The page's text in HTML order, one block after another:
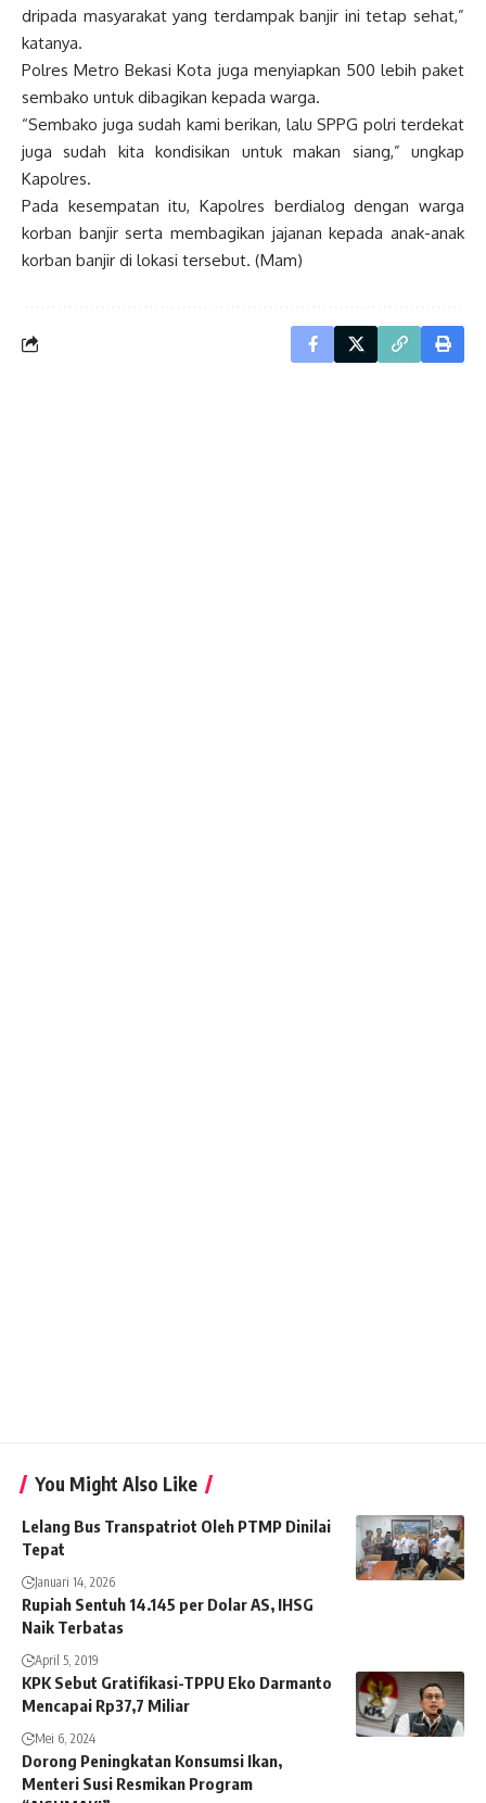
dripada masyarakat yang terdampak banjir ini tetap sehat,”
katanya.
Polres Metro Bekasi Kota juga menyiapkan 500 lebih paket
sembako untuk dibagikan kepada warga.
“Sembako juga sudah kami berikan, lalu SPPG polri terdekat
juga sudah kita kondisikan untuk makan siang,” ungkap
Kapolres.
Pada kesempatan itu, Kapolres berdialog dengan warga
korban banjir serta membagikan jajanan kepada anak-anak
korban banjir di lokasi tersebut. (Mam)
You Might Also Like
Lelang Bus Transpatriot Oleh PTMP Dinilai
Tepat
Januari 14, 2026
Rupiah Sentuh 14.145 per Dolar AS, IHSG
Naik Terbatas
April 5, 2019
KPK Sebut Gratifikasi-TPPU Eko Darmanto
Mencapai Rp37,7 Miliar
Mei 6, 2024
Dorong Peningkatan Konsumsi Ikan,
Menteri Susi Resmikan Program